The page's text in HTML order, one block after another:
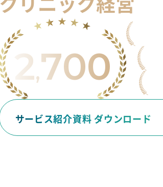
クリニック経営
2,700
サービス紹介資料 ダウンロード